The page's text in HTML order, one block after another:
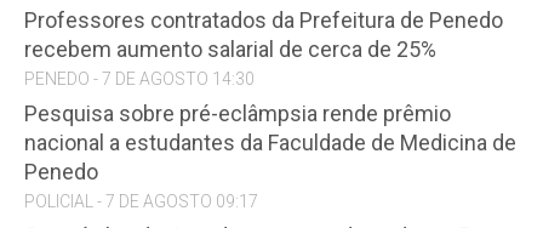
Professores contratados da Prefeitura de Penedo
recebem aumento salarial de cerca de 25%
PENEDO - 7 DE AGOSTO 14:30
Pesquisa sobre pré-eclâmpsia rende prêmio
nacional a estudantes da Faculdade de Medicina de
Penedo
POLICIAL - 7 DE AGOSTO 09:17